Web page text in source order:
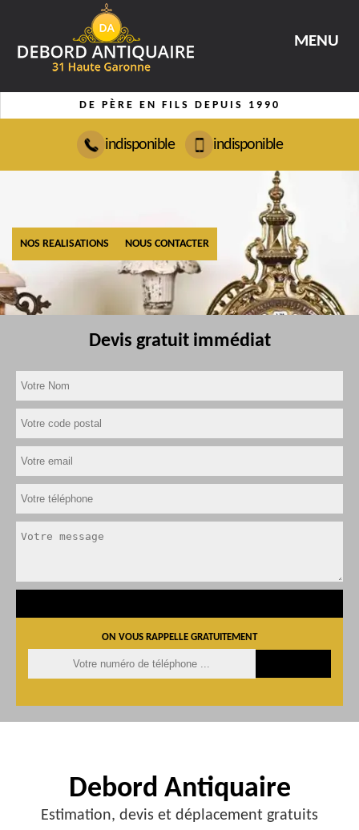
MENU
DE PÈRE EN FILS DEPUIS 1990
indisponible indisponible
NOS REALISATIONS NOUS CONTACTER
Devis gratuit immédiat
ON VOUS RAPPELLE GRATUITEMENT
Debord Antiquaire
Estimation, devis et déplacement gratuits